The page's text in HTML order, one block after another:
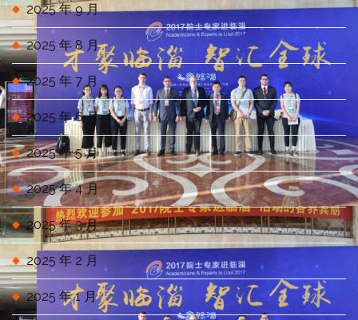
2025 年 9 月
2025 年 8 月
2025 年 7 月
2025 年 6 月
2025 年 5 月
2025 年 4 月
2025 年 3 月
2025 年 2 月
2025 年 1 月